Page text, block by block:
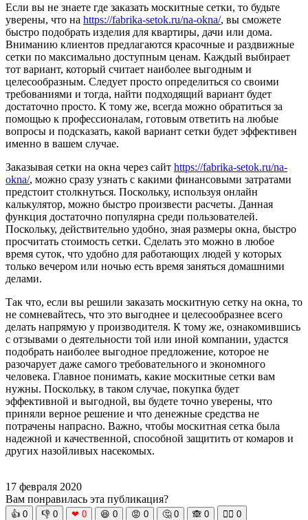
Если вы не знаете где заказать москитные сетки, то будьте
уверены, что на https://fabrika-setok.ru/na-okna/, вы сможете
быстро подобрать изделия для квартиры, дачи или дома.
Вниманию клиентов предлагаются красочные и раздвижные
сетки по максимально доступным ценам. Каждый выбирает
тот вариант, который считает наиболее выгодным и
целесообразным. Следует просто определиться со своими
требованиями и тогда, найти подходящий вариант будет
достаточно просто. К тому же, всегда можно обратиться за
помощью к профессионалам, готовым ответить на любые
вопросы и подсказать, какой вариант сетки будет эффективен
именно в вашем случае.
Заказывая сетки на окна через сайт https://fabrika-setok.ru/na-
okna/, можно сразу узнать с какими финансовыми затратами
предстоит столкнуться. Поскольку, используя онлайн
калькулятор, можно быстро произвести расчеты. Данная
функция достаточно популярна среди пользователей.
Поскольку, действительно удобно, зная размеры окна, быстро
просчитать стоимость сетки. Сделать это можно в любое
время суток, что удобно для работающих людей у которых
только вечером или ночью есть время заняться домашними
делами.
Так что, если вы решили заказать москитную сетку на окна, то
не сомневайтесь, что это выгоднее и целесообразнее всего
делать напрямую у производителя. К тому же, ознакомившись
с отзывами о деятельности той или иной компании, удастся
подобрать наиболее выгодное предложение, которое не
разочарует даже самого требовательного и экономного
человека. Главное понимать, какие москитные сетки вам
нужны. Поскольку, в таком случае, покупка будет
эффективной и выгодной, вы будете точно уверены, что
приняли верное решение и что денежные средства не
потрачены напрасно. Важно, чтобы москитная сетка была
надежной и качественной, способной защитить от комаров и
других назойливых насекомых.
17 февраля 2020
Вам понравилась эта публикация?
👍 0 👎 0 ❤ 0 😆 0 😡 0 🤔 0 🙈 0 🧘‍♀️ 0